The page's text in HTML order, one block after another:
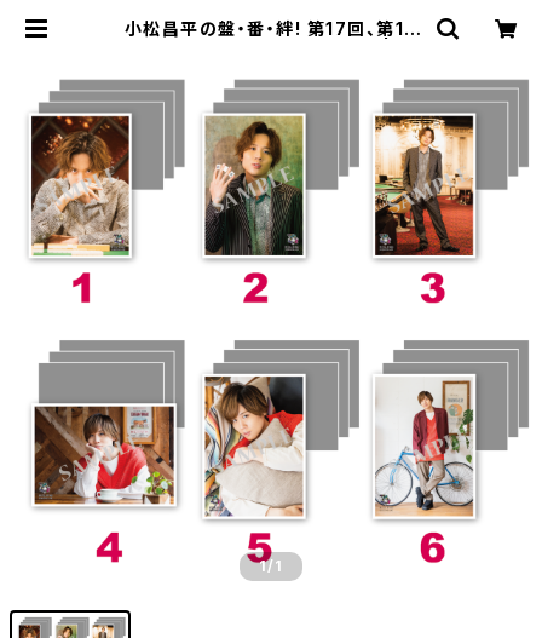
小松昌平の盤・番・絆! 第17回、第18
1/1